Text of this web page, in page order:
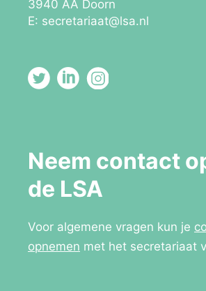
3940 AA Doorn
E: secretariaat@lsa.nl
Neem contact
de LSA
Voor algemene vragen kun je
opnemen met het secretariaat